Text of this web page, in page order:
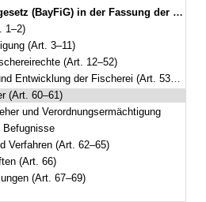
vom 10. Oktober 2008 (GVBl. S.840, 2009 S. 6) BayRS 793-1-L (Art. 1–69)
1–2)
(Art. 3–11)
(Art. 12–52)
Entwicklung der Fischerei (Art. 53–59)
(Art. 60–61)
und Verordnungsermächtigung
Befugnisse
Verfahren (Art. 62–65)
(Art. 66)
(Art. 67–69)